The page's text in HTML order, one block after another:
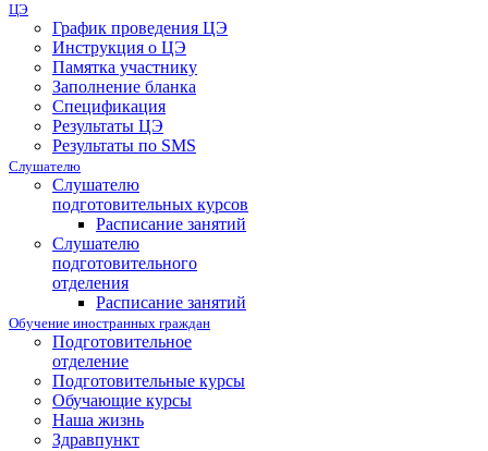
ЦЭ
График проведения ЦЭ
Инструкция о ЦЭ
Памятка участнику
Заполнение бланка
Спецификация
Результаты ЦЭ
Результаты по SMS
Слушателю
Слушателю
подготовительных курсов
Расписание занятий
Слушателю
подготовительного
отделения
Расписание занятий
Обучение иностранных граждан
Подготовительное
отделение
Подготовительные курсы
Обучающие курсы
Наша жизнь
Здравпункт